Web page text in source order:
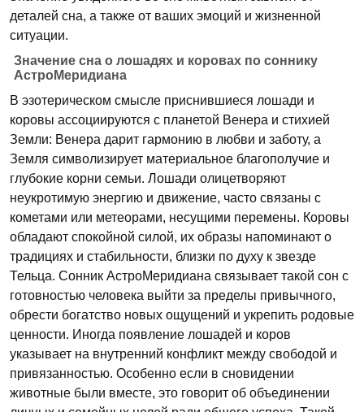
деталей сна, а также от ваших эмоций и жизненной
ситуации.
Значение сна о лошадях и коровах по соннику
АстроМеридиана
В эзотерическом смысле приснившиеся лошади и
коровы ассоциируются с планетой Венера и стихией
Земли: Венера дарит гармонию в любви и заботу, а
Земля символизирует материальное благополучие и
глубокие корни семьи. Лошади олицетворяют
неукротимую энергию и движение, часто связаны с
кометами или метеорами, несущими перемены. Коровы
обладают спокойной силой, их образы напоминают о
традициях и стабильности, близки по духу к звезде
Тельца. Сонник АстроМеридиана связывает такой сон с
готовностью человека выйти за пределы привычного,
обрести богатство новых ощущений и укрепить родовые
ценности. Иногда появление лошадей и коров
указывает на внутренний конфликт между свободой и
привязанностью. Особенно если в сновидении
животные были вместе, это говорит об объединении